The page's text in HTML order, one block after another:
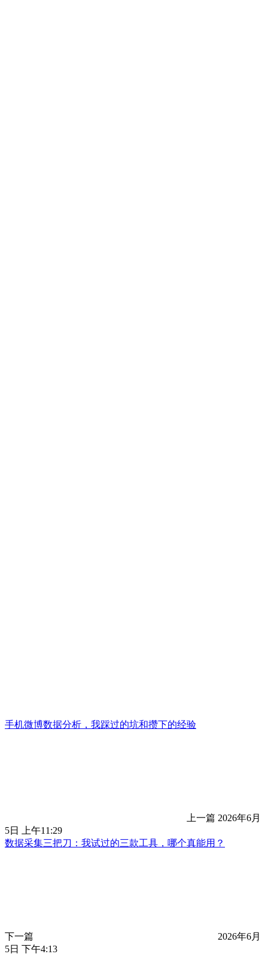
手机微博数据分析，我踩过的坑和攒下的经验
上一篇 2026年6月
5日 上午11:29
数据采集三把刀：我试过的三款工具，哪个真能用？
下一篇
2026年6月
5日 下午4:13